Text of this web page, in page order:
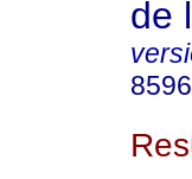
de
8596